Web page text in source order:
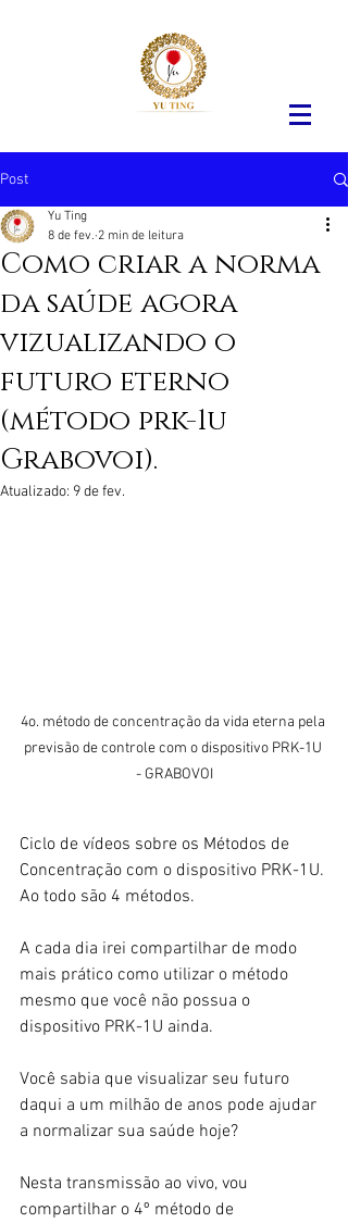
Post
Como criar a norma
da saúde agora
vizualizando o
futuro eterno
(método prk-1u
Grabovoi).
Yu Ting
8 de fev. 2 min de leitura
Atualizado: 9 de fev.
4o. método de concentração da vida eterna pela
previsão de controle com o dispositivo PRK-1U
- GRABOVOI
Ciclo de vídeos sobre os Métodos de
Concentração com o dispositivo PRK-1U.
Ao todo são 4 métodos.
A cada dia irei compartilhar de modo
mais prático como utilizar o método
mesmo que você não possua o
dispositivo PRK-1U ainda.
Você sabia que visualizar seu futuro
daqui a um milhão de anos pode ajudar
a normalizar sua saúde hoje?
Nesta transmissão ao vivo, vou
compartilhar o 4º método de